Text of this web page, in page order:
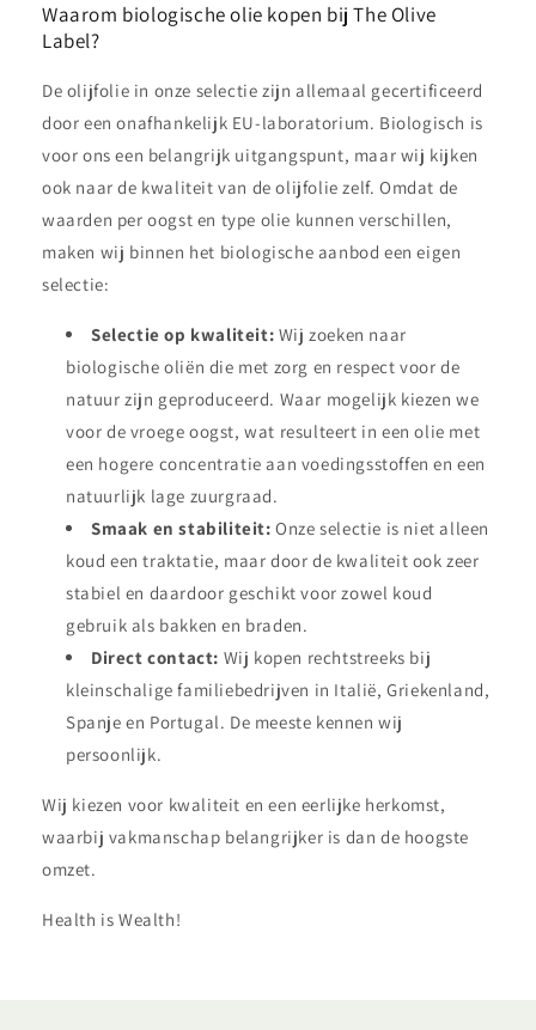
Waarom biologische olie kopen bij The Olive
Label?
De olijfolie in onze selectie zijn allemaal gecertificeerd
door een onafhankelijk EU-laboratorium. Biologisch is
voor ons een belangrijk uitgangspunt, maar wij kijken
ook naar de kwaliteit van de olijfolie zelf. Omdat de
waarden per oogst en type olie kunnen verschillen,
maken wij binnen het biologische aanbod een eigen
selectie:
Selectie op kwaliteit: Wij zoeken naar
biologische oliën die met zorg en respect voor de
natuur zijn geproduceerd. Waar mogelijk kiezen we
voor de vroege oogst, wat resulteert in een olie met
een hogere concentratie aan voedingsstoffen en een
natuurlijk lage zuurgraad.
Smaak en stabiliteit: Onze selectie is niet alleen
koud een traktatie, maar door de kwaliteit ook zeer
stabiel en daardoor geschikt voor zowel koud
gebruik als bakken en braden.
Direct contact: Wij kopen rechtstreeks bij
kleinschalige familiebedrijven in Italië, Griekenland,
Spanje en Portugal. De meeste kennen wij
persoonlijk.
Wij kiezen voor kwaliteit en een eerlijke herkomst,
waarbij vakmanschap belangrijker is dan de hoogste
omzet.
Health is Wealth!